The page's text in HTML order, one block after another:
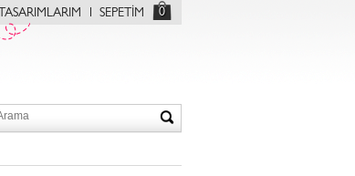
TASARIMLARIM SEPETİM 0